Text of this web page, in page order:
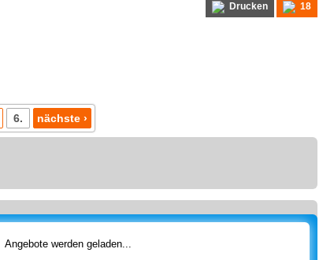
Drucken 18
6. nächste ›
Angebote werden geladen...